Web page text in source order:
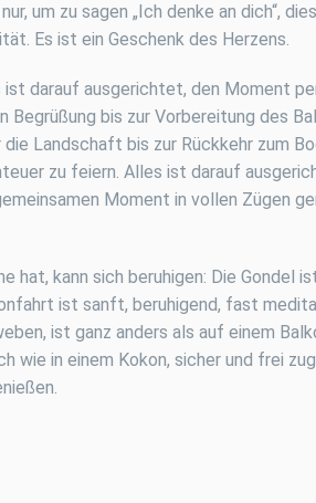
um zu sagen „Ich denke an dich“,
Es ist ein Geschenk des Herzens.
darauf ausgerichtet, den Moment
Begrüßung bis zur Vorbereitung des
Landschaft bis zur Rückkehr zum
zu feiern. Alles ist darauf
Moment in vollen Zügen
hat, kann sich beruhigen: Die Gondel
ist sanft, beruhigend, fast
ist ganz anders als auf einem
wie in einem Kokon, sicher und frei